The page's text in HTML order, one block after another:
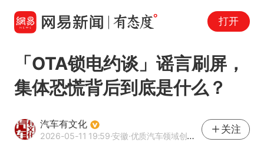
打开
「OTA锁电约谈」谣言刷屏，
集体恐慌背后到底是什么？
汽车有文化
2026-05-11 19:59·安徽·优质汽车领域创作者
关注